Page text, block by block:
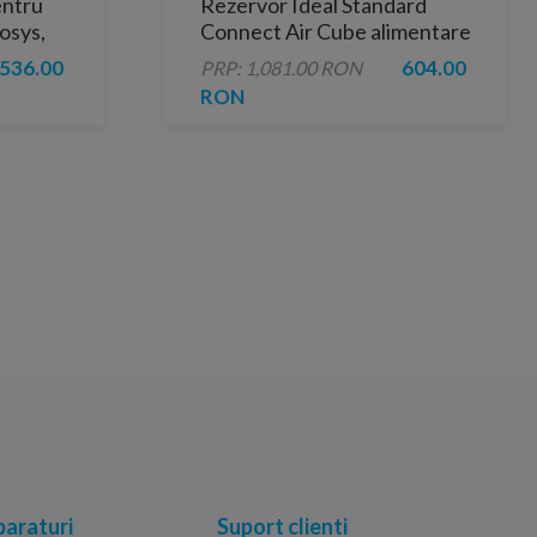
536.00
Connect Air Cube alimentare
laterala
PRP: 1,081.00 RON
604.00
RON
Suport clienti